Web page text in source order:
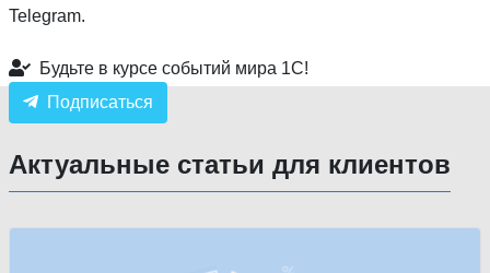
Telegram.
Будьте в курсе событий мира 1С!
Подписаться
Актуальные статьи для клиентов